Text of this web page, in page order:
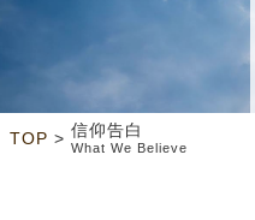
TOP > 信仰告白
What We Believe